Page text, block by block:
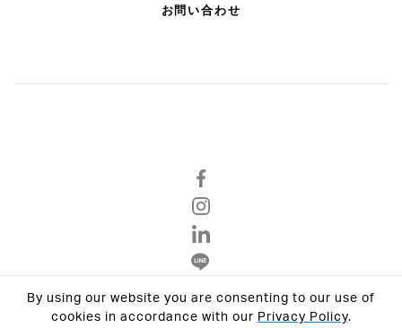
お問い合わせ
Privacy Policy
By using our website you are consenting to our use of
cookies in accordance with our Privacy Policy.